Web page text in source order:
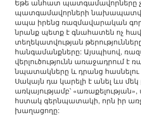
Եթե անհատ պատգամավորները
պատգամավորների
ապա իրենց ռազմավարական
նրանք պետք է գնահատեն ոչ
տեղեկատվության
հանգամանքները: Այսպիսով,
վերլուծությունն առաջադրում
նպատակները և դրանց հասնելու
Սակայն դա կարելի է անել ևս
առկայությամբ՝ «առաքելության»,
հստակ գերնպատակի, որն իր
խաղացողը: